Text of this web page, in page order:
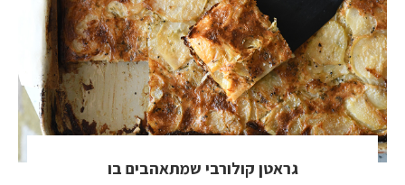
גראטן קולורבי שמתאהבים בו